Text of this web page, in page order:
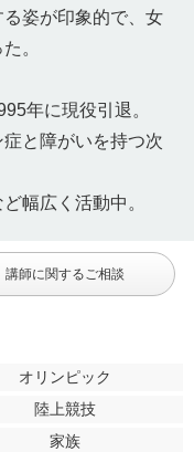
姿が印象的で、女
。
年に現役引退。
と障がいを持つ次
幅広く活動中。
講師に関するご相談
オリンピック
陸上競技
家族